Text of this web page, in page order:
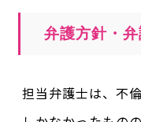
弁護方針・
担当弁護士は、不